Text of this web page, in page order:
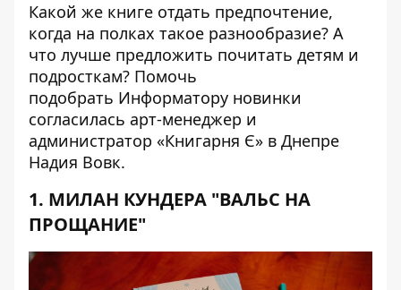
Какой же книге отдать предпочтение,
когда на полках такое разнообразие? А
что лучше предложить почитать детям и
подросткам? Помочь
подобрать Информатору новинки
согласилась арт-менеджер и
администратор «Книгарня Є» в Днепре
Надия Вовк.
1. МИЛАН КУНДЕРА "ВАЛЬС НА
ПРОЩАНИЕ"